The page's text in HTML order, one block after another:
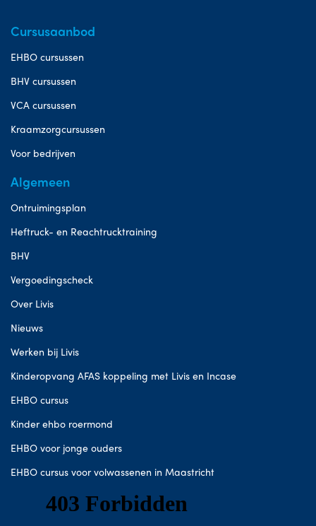
Cursusaanbod
EHBO cursussen
BHV cursussen
VCA cursussen
Kraamzorgcursussen
Voor bedrijven
Algemeen
Ontruimingsplan
Heftruck- en Reachtrucktraining
BHV
Vergoedingscheck
Over Livis
Nieuws
Werken bij Livis
Kinderopvang AFAS koppeling met Livis en Incase
EHBO cursus
Kinder ehbo roermond
EHBO voor jonge ouders
EHBO cursus voor volwassenen in Maastricht